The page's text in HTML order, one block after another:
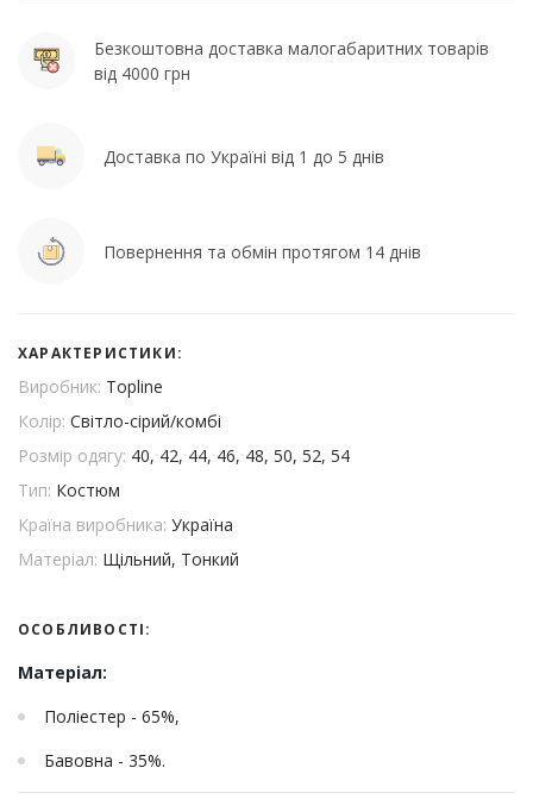
Безкоштовна доставка малогабаритних товарів
від 4000 грн
Доставка по Україні від 1 до 5 днів
Повернення та обмін протягом 14 днів
ХАРАКТЕРИСТИКИ:
Виробник: Topline
Колір: Світло-сірий/комбі
Розмір одягу: 40, 42, 44, 46, 48, 50, 52, 54
Тип: Костюм
Країна виробника: Україна
Матеріал: Щільний, Тонкий
ОСОБЛИВОСТІ:
Матеріал:
Поліестер - 65%,
Бавовна - 35%.